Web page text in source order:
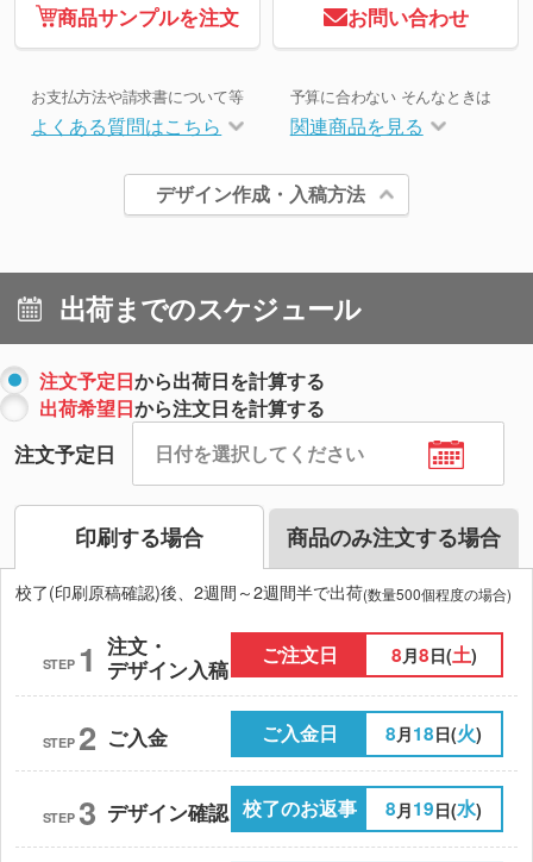
商品サンプルを注文 お問い合わせ
お支払方法や請求書について等
よくある質問はこちら
予算に合わない そんなときは
関連商品を見る
デザイン作成・入稿方法
出荷までのスケジュール
注文予定日から出荷日を計算する
出荷希望日から注文日を計算する
注文予定日
印刷する場合 商品のみ注文する場合
校了(印刷原稿確認)後、2週間～2週間半で出荷(数量500個程度の場合)
STEP 1 注文・
デザイン入稿
ご注文日 8月8日(土)
STEP 2 ご入金 ご入金日 8月18日(火)
STEP 3 デザイン確認 校了のお返事 8 月19日(水)